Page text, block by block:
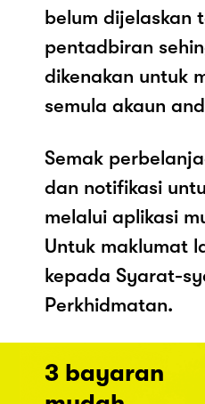
belum dijelaskan
pentadbiran
dikenakan untuk
semula akaun
Semak
dan notifikasi
melalui aplikasi
Untuk maklumat
kepada Syarat-
Perkhidmatan.
3 bayaran